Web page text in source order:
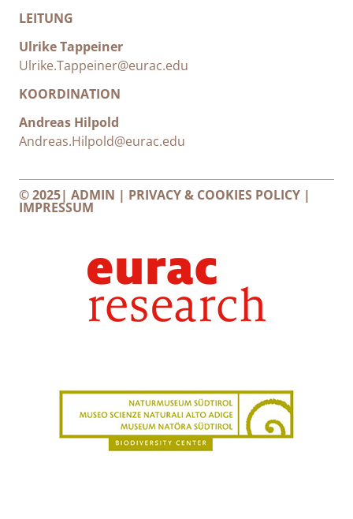
LEITUNG
Ulrike Tappeiner
Ulrike.Tappeiner@eurac.edu
KOORDINATION
Andreas Hilpold
Andreas.Hilpold@eurac.edu
© 2025| ADMIN | PRIVACY & COOKIES POLICY |
IMPRESSUM